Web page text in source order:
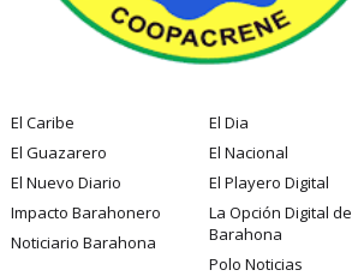
El Caribe
El Dia
El Guazarero
El Nacional
El Nuevo Diario
El Playero Digital
Impacto Barahonero
La Opción Digital de
Barahona
Noticiario Barahona
Polo Noticias